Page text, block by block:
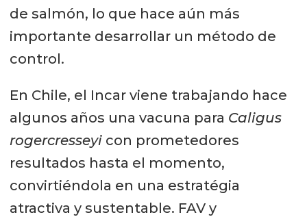
de salmón, lo que hace aún más
importante desarrollar un método de
control.
En Chile, el Incar viene trabajando hace
algunos años una vacuna para Caligus
rogercresseyicon prometedores
resultados hasta el momento,
convirtiéndola en una estratégia
atractiva y sustentable. FAV y